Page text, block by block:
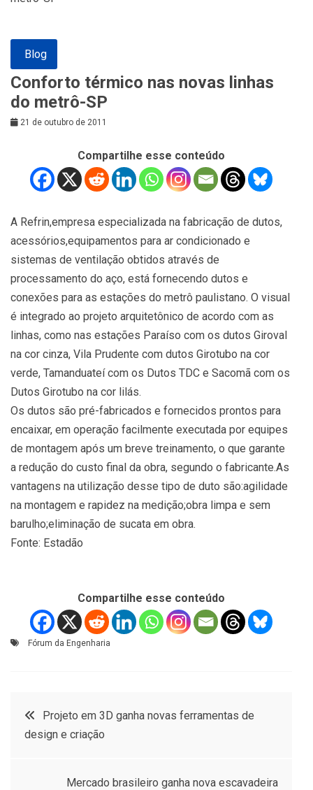
Blog
Conforto térmico nas novas linhas
do metrô-SP
21 de outubro de 2011
Compartilhe esse conteúdo
A Refrin,empresa especializada na fabricação de dutos,
acessórios,equipamentos para ar condicionado e
sistemas de ventilação obtidos através de
processamento do aço, está fornecendo dutos e
conexões para as estações do metrô paulistano. O visual
é integrado ao projeto arquitetônico de acordo com as
linhas, como nas estações Paraíso com os dutos Giroval
na cor cinza, Vila Prudente com dutos Girotubo na cor
verde, Tamanduateí com os Dutos TDC e Sacomã com os
Dutos Girotubo na cor lilás.
Os dutos são pré-fabricados e fornecidos prontos para
encaixar, em operação facilmente executada por equipes
de montagem após um breve treinamento, o que garante
a redução do custo final da obra, segundo o fabricante.As
vantagens na utilização desse tipo de duto são:agilidade
na montagem e rapidez na medição;obra limpa e sem
barulho;eliminação de sucata em obra.
Fonte: Estadão
Compartilhe esse conteúdo
Fórum da Engenharia
Navegação
Projeto em 3D ganha novas ferramentas de
design e criação
Mercado brasileiro ganha nova escavadeira